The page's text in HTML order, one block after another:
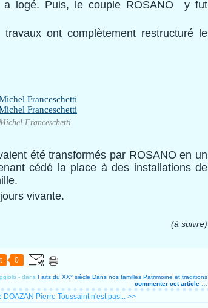
a logé. Puis, le couple ROSANO y fut
ont complètement restructuré le
Franceschetti
été transformés par ROSANO en un
cédé la place à des installations de
vivante.
(à suivre)
0
- dans Faits du XX° siècle Dans nos familles Patrimoine et traditions
commenter cet article
DOAZAN Pierre Toussaint n'est pas... >>